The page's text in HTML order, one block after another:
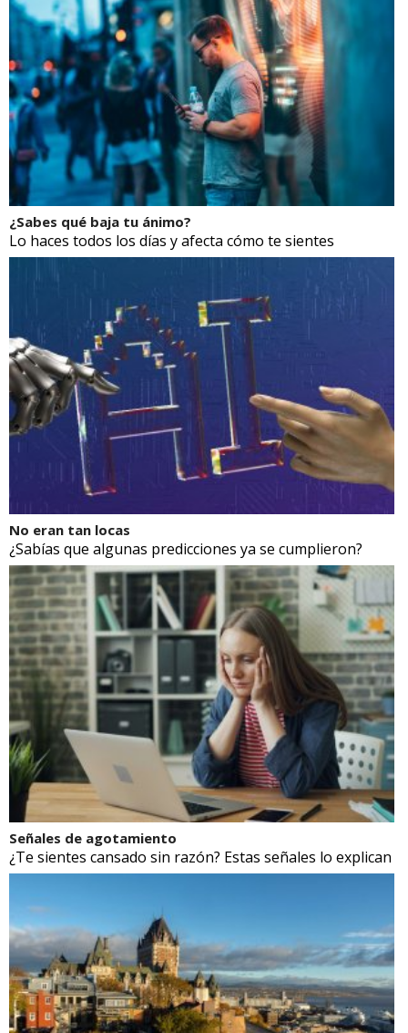
¿Sabes qué baja tu ánimo?
Lo haces todos los días y afecta cómo te sientes
No eran tan locas
¿Sabías que algunas predicciones ya se cumplieron?
Señales de agotamiento
¿Te sientes cansado sin razón? Estas señales lo explican